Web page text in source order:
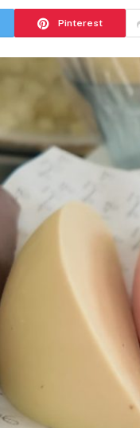
Pinterest